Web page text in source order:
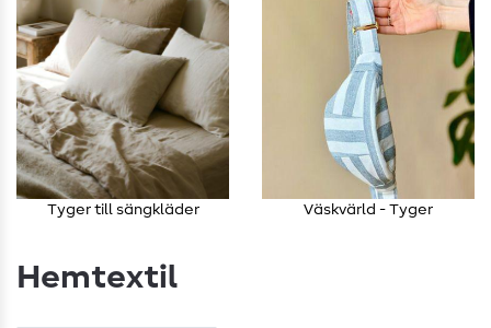
Tyger till sängkläder Väskvärld - Tyger
Hemtextil